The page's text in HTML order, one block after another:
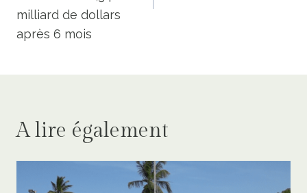
milliard de dollars
après 6 mois
A lire également